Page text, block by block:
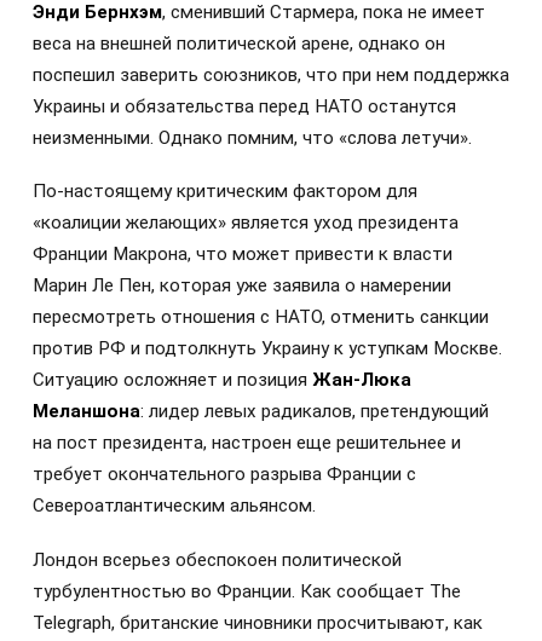
Энди Бернхэм, сменивший Стармера, пока не имеет
веса на внешней политической арене, однако он
поспешил заверить союзников, что при нем поддержка
Украины и обязательства перед НАТО останутся
неизменными. Однако помним, что «слова летучи».
По-настоящему критическим фактором для
«коалиции желающих» является уход президента
Франции Макрона, что может привести к власти
Марин Ле Пен, которая уже заявила о намерении
пересмотреть отношения с НАТО, отменить санкции
против РФ и подтолкнуть Украину к уступкам Москве.
Ситуацию осложняет и позиция Жан-Люка
Меланшона: лидер левых радикалов, претендующий
на пост президента, настроен еще решительнее и
требует окончательного разрыва Франции с
Североатлантическим альянсом.
Лондон всерьез обеспокоен политической
турбулентностью во Франции. Как сообщает The
Telegraph, британские чиновники просчитывают, как